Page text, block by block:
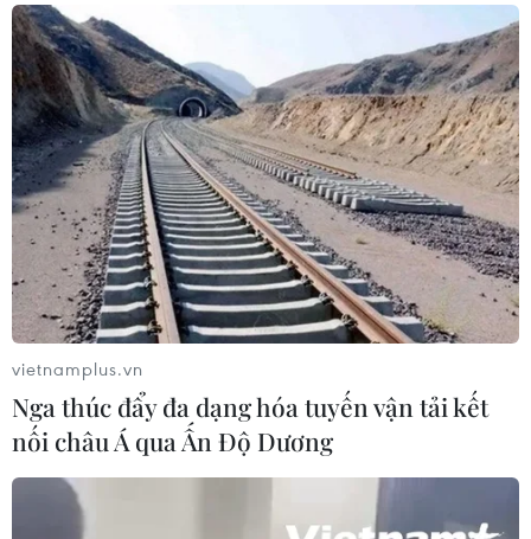
vietnamplus.vn
Nga thúc đẩy đa dạng hóa tuyến vận tải kết
nối châu Á qua Ấn Độ Dương